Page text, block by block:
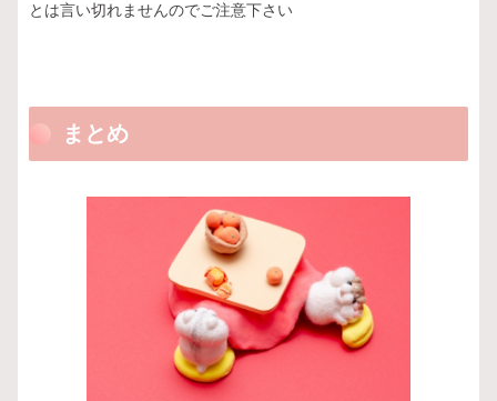
とは言い切れませんのでご注意下さい
まとめ